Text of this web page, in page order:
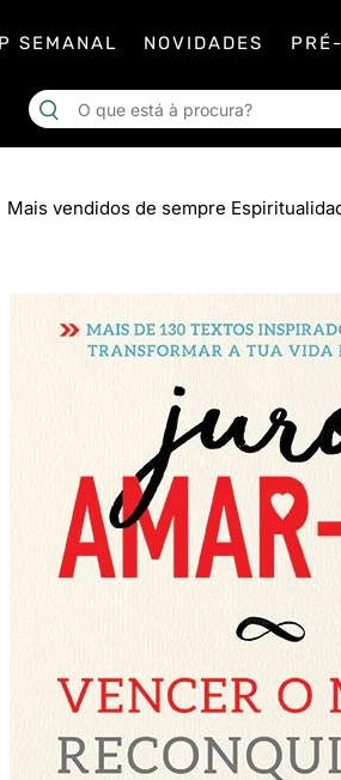
SEMANAL NOVIDADES
Mais vendidos de sempre